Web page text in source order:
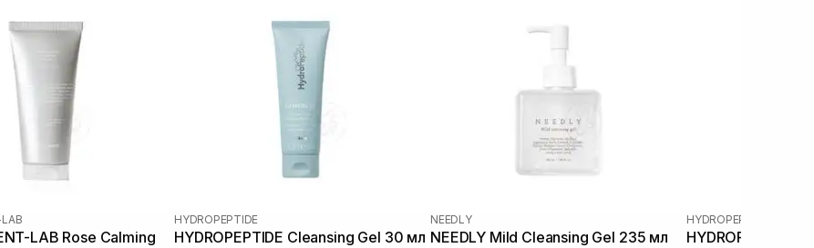
LAB Rose Calming
HYDROPEPTIDE
HYDROPEPTIDE Cleansing Gel 30 мл
NEEDLY
NEEDLY Mild Cleansing Gel 235 мл
HYDROPEPTIDE
HYDROPEPTIDE